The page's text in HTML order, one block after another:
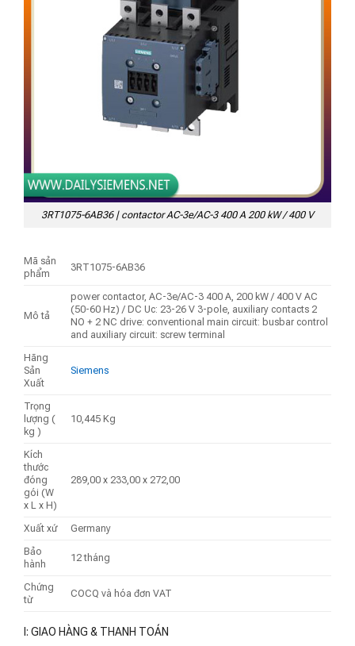
3RT1075-6AB36 | contactor AC-3e/AC-3 400 A 200 kW / 400 V
Mã sản
phẩm
3RT1075-6AB36
Mô tả
power contactor, AC-3e/AC-3 400 A, 200 kW / 400 V AC
(50-60 Hz) / DC Uc: 23-26 V 3-pole, auxiliary contacts 2
NO + 2 NC drive: conventional main circuit: busbar control
and auxiliary circuit: screw terminal
Hãng
Sản
Xuất
Siemens
Trọng
lượng (
kg )
10,445 Kg
Kích
thước
đóng
gói (W
x L x H)
289,00 x 233,00 x 272,00
Xuất xứ
Germany
Bảo
hành
12 tháng
Chứng
từ
COCQ và hóa đơn VAT
I: GIAO HÀNG & THANH TOÁN